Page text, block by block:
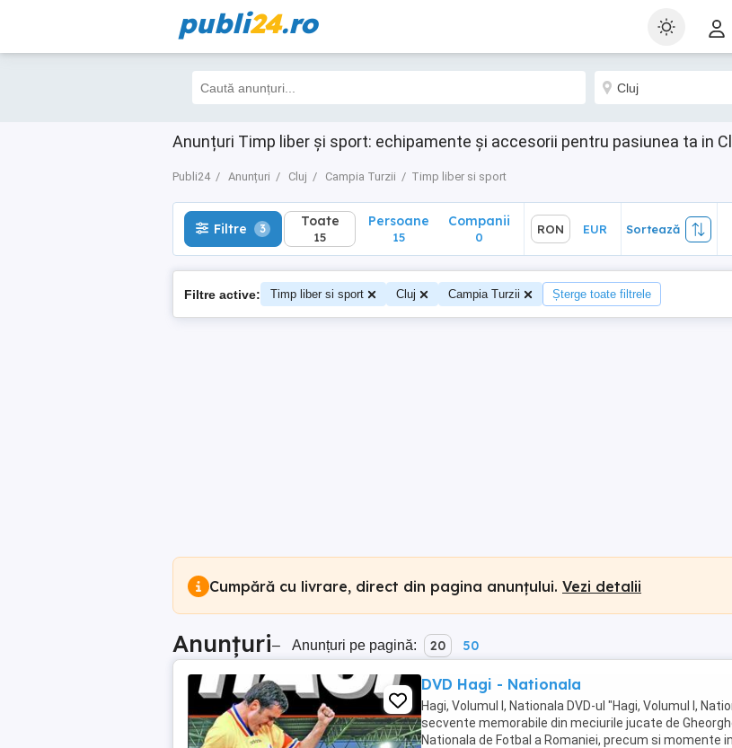
publi24.ro
Anunțuri Timp liber și sport: echipamente și accesorii pentru pasiunea ta in
Publi24 Anunțuri Cluj Campia Turzii Timp liber si sport
Filtre 3 Toate
15
Sortează
Filtre 3 Toate
15
Persoane
15
Companii
0
RON EUR Sortează
Filtre active: Timp liber si sport Cluj Campia Turzii Șterge toate filtrele
Cumpără cu livrare, direct din pagina anunțului. Vezi detalii
Anunțuri– Anunțuri pe pagină: 20 50
DVD Hagi - Nationala
Hagi, Volumul I, Nationala DVD-ul "Hagi, Volumul I,
secvente memorabile din meciurile jucate de
Nationala de Fotbal a Romaniei, precum si momente